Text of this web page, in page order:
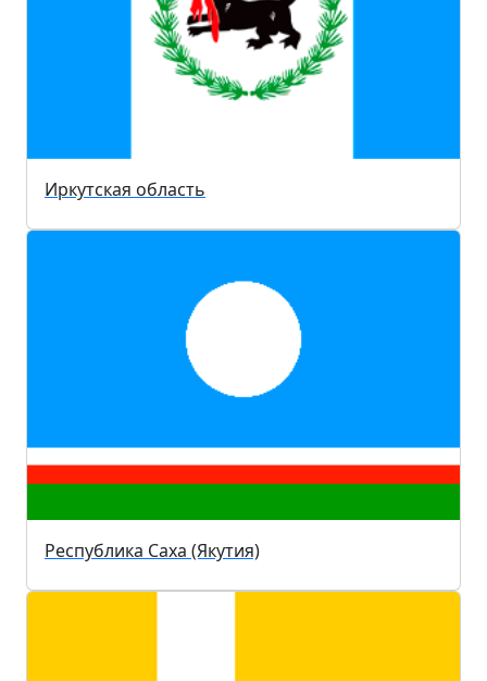
Иркутская область
Республика Саха (Якутия)